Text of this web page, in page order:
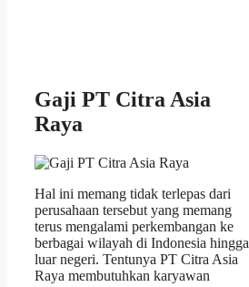
Gaji PT Citra Asia
Raya
Hal ini memang tidak terlepas dari
perusahaan tersebut yang memang
terus mengalami perkembangan ke
berbagai wilayah di Indonesia hingga
luar negeri. Tentunya PT Citra Asia
Raya membutuhkan karyawan